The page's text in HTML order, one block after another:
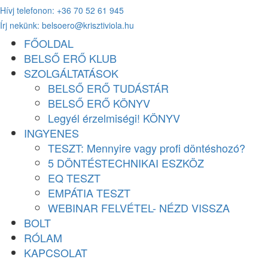
Ugrás
a
tartalomhoz
Hívj telefonon: +36 70 52 61 945
Írj nekünk: belsoero@krisztiviola.hu
FŐOLDAL
BELSŐ ERŐ KLUB
SZOLGÁLTATÁSOK
BELSŐ ERŐ TUDÁSTÁR
BELSŐ ERŐ KÖNYV
Legyél érzelmiségi! KÖNYV
INGYENES
TESZT: Mennyire vagy profi döntéshozó?
5 DÖNTÉSTECHNIKAI ESZKÖZ
EQ TESZT
EMPÁTIA TESZT
WEBINAR FELVÉTEL- NÉZD VISSZA
BOLT
RÓLAM
KAPCSOLAT